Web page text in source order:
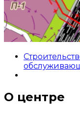
О центре